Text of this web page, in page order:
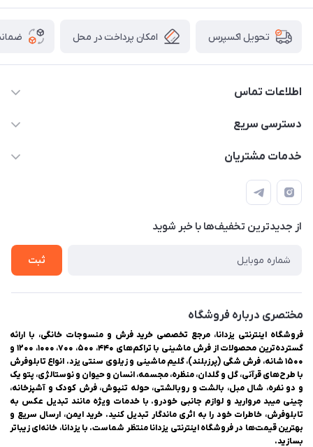
تحویل اکسپرس امکان پرداخت در محل
اطلاعات تماس
03538252575
اینترنتی یزدانا
دسترسی سریع
حساب کاربری
لیست محصولات
درباره ما
خدمات مشتریان
راهنمای ثبت سفارش
حریم خصوصی
سوالات متداول
از جدید‌ترین تخفیف‌ها با‌ خبر شوید
ثبت
مختصری درباره فروشگاه
فروشگاه اینترنتی یزدانا، مرجع تخصصی خرید فرش و منسوجات خانگی، با ارائه
گسترده‌ترین محصولات از فرش ماشینی با تراکم‌های ۴۴۰، ۵۰۰، ۷۰۰، ۱۰۰۰، ۱۲۰۰ و
۱۵۰۰ شانه، فرش شگی (پرزبلند)، گلیم ماشینی و زیلوی سنتی یزد. انواع تابلوفرش
با طرح‌های قرآنی، گل و گلدان، منظره، مجسمه، انسان و حیوان و نوستالژی، پتو یک
و دو نفره، شال مبل، بالشت و روبالشتی، حوله تنپوش، فرش کودک و آشپزخانه،
چینی میبد مروارید و لوازم جانبی خودرو. با خدمات ویژه مانند تبدیل عکس به
تابلوفرش، خاطرات خود را به اثری ماندگار تبدیل کنید. خرید ایمن، ارسال سریع و
بهترین قیمت‌ها در فروشگاه اینترنتی یزدانا منتظر شماست. با یزدانا، خانه‌ای زیباتر
بسازید.